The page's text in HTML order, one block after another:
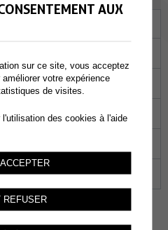
07 08 09
14 15 16
28 29 30
AUX
sur ce site, vous acceptez
votre expérience
de visites.
des cookies à l'aide
REFUSER